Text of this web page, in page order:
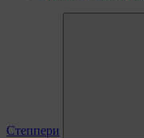
Степпери